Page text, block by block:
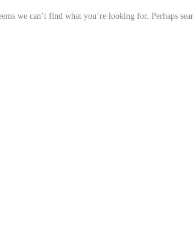
we can’t find what you’re looking for. Perhaps